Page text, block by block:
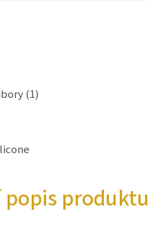
(1)
produktu